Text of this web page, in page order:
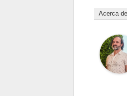
Acerca de